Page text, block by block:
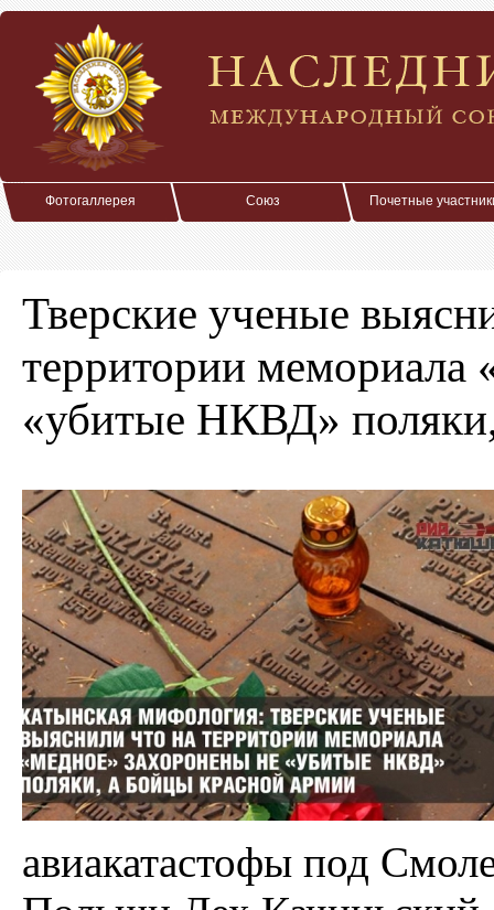
Фотогаллерея Союз Почетные
Тверские ученые
территории мемориала
«убитые НКВД»
авиакатастофы под